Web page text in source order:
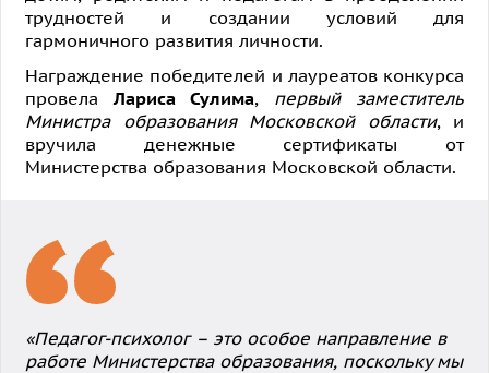
трудностей и создании условий для
гармоничного развития личности.
Награждение победителей и лауреатов конкурса
провелаЛариса Сулима, первый заместитель
Министра образования Московской области, и
вручила денежные сертификаты от
Министерства образования Московской области.
«Педагог-психолог – это особое направление в
работе Министерства образования, поскольку мы